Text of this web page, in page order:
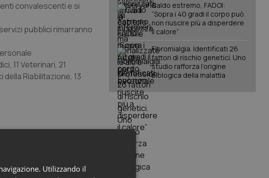
convalescenti e si
pubblici rimarranno
11 Veterinari, 21
della Riabilitazione, 13
Caldo estremo, FADOI:
“Sopra i 40 gradi il corpo può
non riuscire più a disperdere
il calore”
Fibromialgia. Identificati 26
fattori di rischio genetici. Uno
studio rafforza l’origine
biologica della malattia
Utilizzando il